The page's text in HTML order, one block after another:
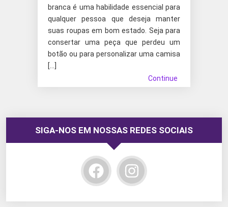
branca é uma habilidade essencial para
qualquer pessoa que deseja manter
suas roupas em bom estado. Seja para
consertar uma peça que perdeu um
botão ou para personalizar uma camisa
[…]
Continue
SIGA-NOS EM NOSSAS REDES SOCIAIS